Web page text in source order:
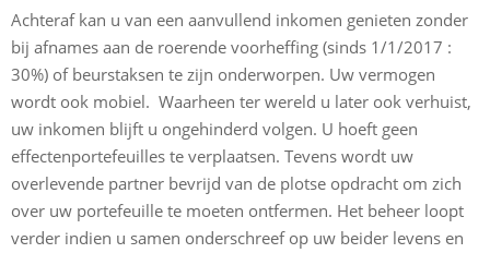
Achteraf kan u van een aanvullend inkomen genieten zonder
bij afnames aan de roerende voorheffing (sinds 1/1/2017 :
30%) of beurstaksen te zijn onderworpen. Uw vermogen
wordt ook mobiel. Waarheen ter wereld u later ook verhuist,
uw inkomen blijft u ongehinderd volgen. U hoeft geen
effectenportefeuilles te verplaatsen. Tevens wordt uw
overlevende partner bevrijd van de plotse opdracht om zich
over uw portefeuille te moeten ontfermen. Het beheer loopt
verder indien u samen onderschreef op uw beider levens en